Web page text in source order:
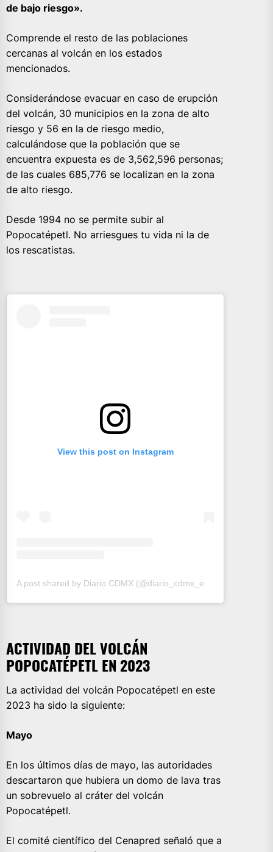
de bajo riesgo».
Comprende el resto de las poblaciones
cercanas al volcán en los estados
mencionados.
Considerándose evacuar en caso de erupción
del volcán, 30 municipios en la zona de alto
riesgo y 56 en la de riesgo medio,
calculándose que la población que se
encuentra expuesta es de 3,562,596 personas;
de las cuales 685,776 se localizan en la zona
de alto riesgo.
Desde 1994 no se permite subir al
Popocatépetl. No arriesgues tu vida ni la de
los rescatistas.
View this post on Instagram
ACTIVIDAD DEL VOLCÁN
POPOCATÉPETL EN 2023
La actividad del volcán Popocatépetl en este
2023 ha sido la siguiente:
Mayo
En los últimos días de mayo, las autoridades
descartaron que hubiera un domo de lava tras
un sobrevuelo al cráter del volcán
Popocatépetl.
El comité científico del Cenapred señaló que a